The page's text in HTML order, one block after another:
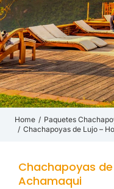
You are here:
Home
Paquetes
Chachapoyas de Lujo –
Chachapoyas
Achamaqui